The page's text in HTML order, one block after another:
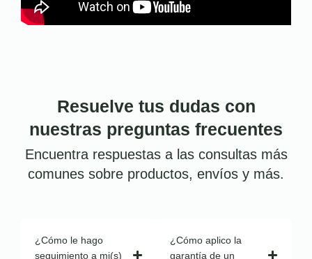
Resuelve tus dudas con
nuestras preguntas frecuentes
Encuentra respuestas a las consultas más
comunes sobre productos, envíos y más.
¿Cómo le hago
seguimiento a mi(s)
¿Cómo aplico la
garantía de un